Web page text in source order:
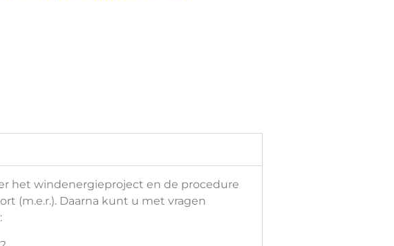
het windenergieproject en de procedure
(m.e.r.). Daarna kunt u met vragen